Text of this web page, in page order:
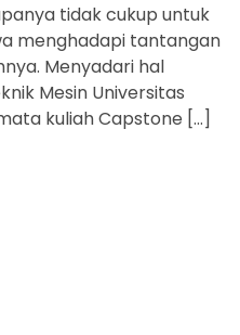
tidak cukup untuk
menghadapi tantangan
Menyadari hal
Mesin Universitas
kuliah Capstone […]